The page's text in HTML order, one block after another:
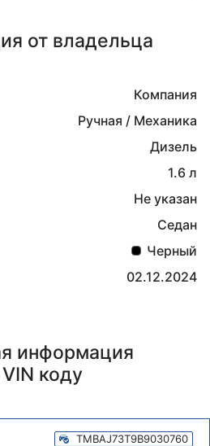
от владельца
Компания
Ручная / Механика
Дизель
1.6 л
Не указан
Седан
Черный
02.12.2024
информация
коду
TMBAJ73T9B9030760